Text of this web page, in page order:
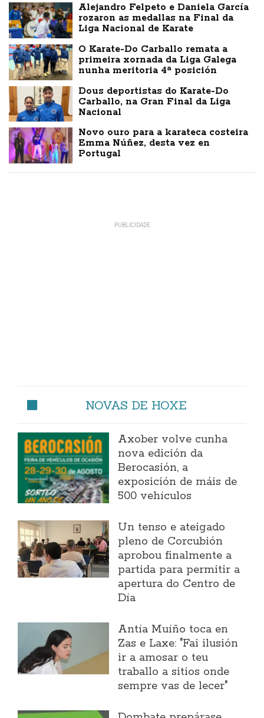
Alejandro Felpeto e Daniela García
rozaron as medallas na Final da
Liga Nacional de Karate
O Karate-Do Carballo remata a
primeira xornada da Liga Galega
nunha meritoria 4ª posición
Dous deportistas do Karate-Do
Carballo, na Gran Final da Liga
Nacional
Novo ouro para a karateca costeira
Emma Núñez, desta vez en
Portugal
NOVAS DE HOXE
Axober volve cunha
nova edición da
Berocasión, a
exposición de máis de
500 vehículos
Un tenso e ateigado
pleno de Corcubión
aprobou finalmente a
partida para permitir a
apertura do Centro de
Día
Antía Muíño toca en
Zas e Laxe: "Fai ilusión
ir a amosar o teu
traballo a sitios onde
sempre vas de lecer"